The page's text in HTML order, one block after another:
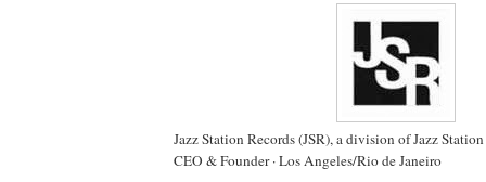
Jazz Station Records (JSR), a division of Jazz
CEO & Founder · Los Angeles/Rio de Janeiro